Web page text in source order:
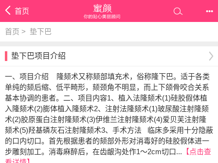
首页 •••
首页 > 垫下巴
垫下巴项目介绍
一、项目介绍 隆颏术又称颏部填充术，俗称隆下巴。适于各类
单纯的颏后缩、低平畸形，颏颈角不明显，而上下颌骨咬合关系
基本协调的患者。二、项目内容1、植入法隆颏术(1)硅胶假体植
入隆颏术(2)膨体植入隆颏术2、注射法隆颏术(1)玻尿酸注射隆颏
术(2)胶原蛋白注射隆颏术(3)伊维兰注射隆颏术(4)爱贝芙注射隆
颏术(5)羟基磷灰石注射隆颏术3、手术方法 临床多采用十分隐蔽
的口内切口。首先根据患者的颏部外形对消毒好的硅胶假体进一
步雕刻加工。消毒麻醉后，在齿龈沟处作1～2cm切口... 【点击查